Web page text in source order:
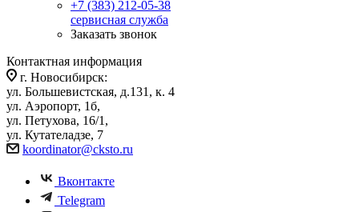
+7 (383) 212-05-38
сервисная служба
Заказать звонок
Контактная информация
г. Новосибирск:
ул. Большевистская, д.131, к. 4
ул. Аэропорт, 1б,
ул. Петухова, 16/1,
ул. Кутателадзе, 7
koordinator@cksto.ru
Вконтакте
Telegram